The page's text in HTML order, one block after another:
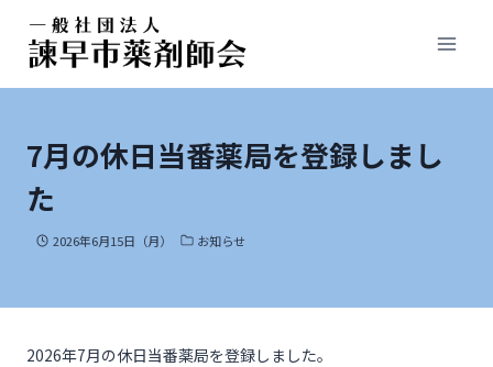
7月の休日当番薬局を登録しまし
た
2026年6月15日（月） お知らせ
2026年7月の休日当番薬局を登録しました。